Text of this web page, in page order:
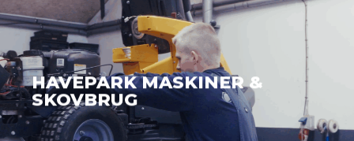
HAVEPARK MASKINER &
SKOVBRUG